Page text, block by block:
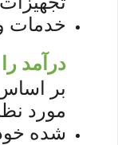
خدمات
درآمد
بر
مورد
شده